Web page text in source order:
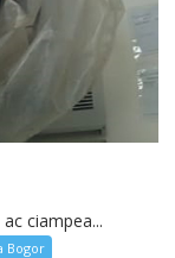
ciampea...
Bogor